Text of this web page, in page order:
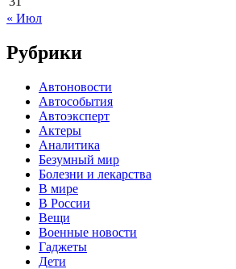
« Июл
Рубрики
Автоновости
Автособытия
Автоэксперт
Актеры
Аналитика
Безумный мир
Болезни и лекарства
В мире
В России
Вещи
Военные новости
Гаджеты
Дети